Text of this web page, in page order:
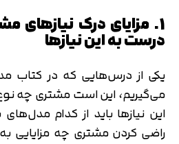
1. مزایای درک نیازهای
درست به این نیازها
یکی از درس‌هایی که در کتاب
می‌گیریم، این است مشتری چه نوع
این نیازها باید از کدام مدل‌های
راضی کردن مشتری چه مزایایی به